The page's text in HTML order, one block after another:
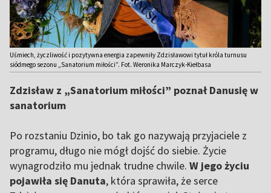
Uśmiech, życzliwość i pozytywna energia zapewniły Zdzisławowi tytuł króla turnusu
siódmego sezonu „Sanatorium miłości”. Fot. Weronika Marczyk-Kiełbasa
Zdzisław z „Sanatorium miłości” poznał Danusię w
sanatorium
Po rozstaniu Dzinio, bo tak go nazywają przyjaciele z
programu, długo nie mógł dojść do siebie. Życie
wynagrodziło mu jednak trudne chwile. W jego życiu
pojawiła się Danuta, która sprawiła, że serce